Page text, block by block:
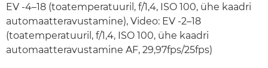
EV -4–18 (toatemperatuuril, f/1,4, ISO 100, ühe kaadri
automaatteravustamine), Video: EV -2–18
(toatemperatuuril, f/1,4, ISO 100, ühe kaadri
automaatteravustamine AF, 29,97fps/25fps)